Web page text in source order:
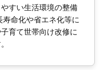
すい生活環境の整備
命化や省エネ化等に
育て世帯向け改修に